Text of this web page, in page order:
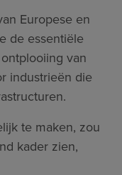
Europese en
de essentiële
van
industrieën die
te maken, zou
kader zien,